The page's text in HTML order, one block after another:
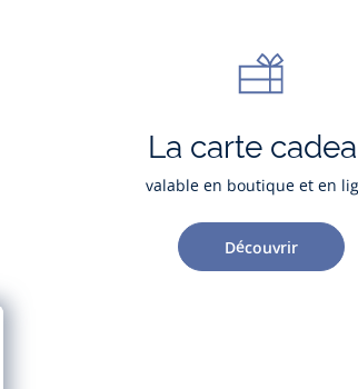
La carte
valable en boutique et en
Découvrir